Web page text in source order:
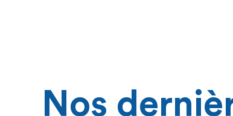
Nos